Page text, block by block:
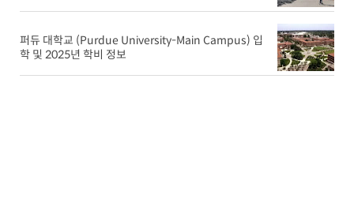
퍼듀 대학교 (Purdue University-Main Campus) 입
학 및 2025년 학비 정보